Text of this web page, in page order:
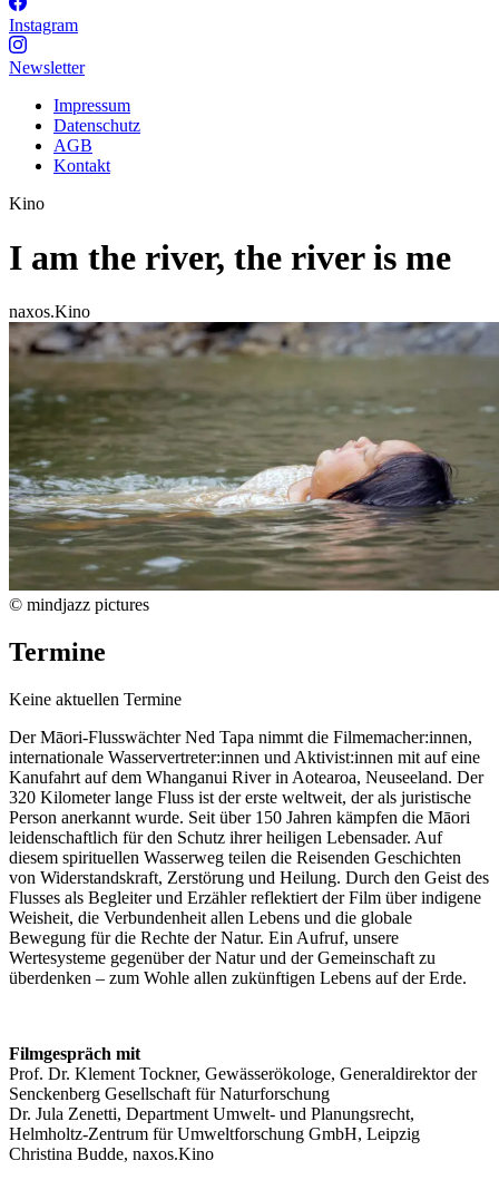
Instagram
Newsletter
Impressum
Datenschutz
AGB
Kontakt
Kino
I am the river, the river is me
naxos.Kino
© mindjazz pictures
Termine
Keine aktuellen Termine
Der Māori-Flusswächter Ned Tapa nimmt die Filmemacher:innen,
internationale Wasservertreter:innen und Aktivist:innen mit auf eine
Kanufahrt auf dem Whanganui River in Aotearoa, Neuseeland. Der
320 Kilometer lange Fluss ist der erste weltweit, der als juristische
Person anerkannt wurde. Seit über 150 Jahren kämpfen die Māori
leidenschaftlich für den Schutz ihrer heiligen Lebensader. Auf
diesem spirituellen Wasserweg teilen die Reisenden Geschichten
von Widerstandskraft, Zerstörung und Heilung. Durch den Geist des
Flusses als Begleiter und Erzähler reflektiert der Film über indigene
Weisheit, die Verbundenheit allen Lebens und die globale
Bewegung für die Rechte der Natur. Ein Aufruf, unsere
Wertesysteme gegenüber der Natur und der Gemeinschaft zu
überdenken – zum Wohle allen zukünftigen Lebens auf der Erde.
Filmgespräch mit
Prof. Dr. Klement Tockner, Gewässerökologe, Generaldirektor der
Senckenberg Gesellschaft für Naturforschung
Dr. Jula Zenetti, Department Umwelt- und Planungsrecht,
Helmholtz-Zentrum für Umweltforschung GmbH, Leipzig
Christina Budde, naxos.Kino